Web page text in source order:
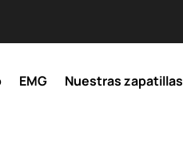
EMG
Nuestras zapatillas